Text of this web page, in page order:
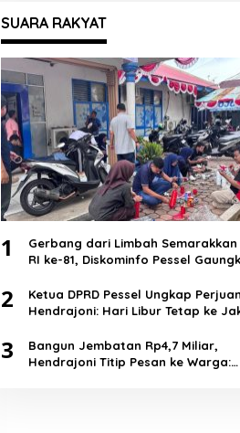
SUARA RAKYAT
1
Gerbang dari Limbah Semarakkan
RI ke-81, Diskominfo Pessel
2
Ketua DPRD Pessel Ungkap
Hendrajoni: Hari Libur Tetap ke
3
Bangun Jembatan Rp4,7 Miliar,
Hendrajoni Titip Pesan ke Warga: